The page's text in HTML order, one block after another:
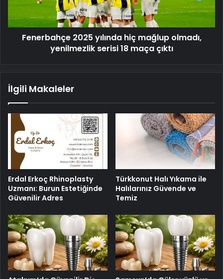
yenilmezlik
serisi
18
maçaFenerbahçe 2025 yılında hiç mağlup olmadı,
yenilmezlik serisi 18 maça çıktı
İlgili Makaleler
Erdal Erkoç Rhinoplasty
Uzmanı: Burun Estetiğinde
Güvenilir Adres
Türkkonut Halı Yıkama ile
Halılarınız Güvende ve
Temiz